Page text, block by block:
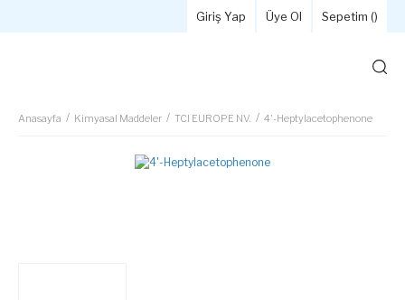
Giriş Yap Üye Ol Sepetim ()
Anasayfa Kimyasal Maddeler TCI EUROPE NV. 4'-Heptylacetophenone